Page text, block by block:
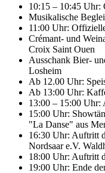
10:15 – 10:45 Uhr:
Musikalische
11:00 Uhr:
Crémant- und
Croix Saint Ouen
Ausschank Bier-
Losheim
Ab 12.00 Uhr:
Ab 13:00 Uhr:
13:00 – 15:00 Uhr:
15:00 Uhr:
"La Danse" aus
16:30 Uhr: Auftritt
Nordsaar e.V.
18:00 Uhr: Auftritt
19:00 Uhr: Ende